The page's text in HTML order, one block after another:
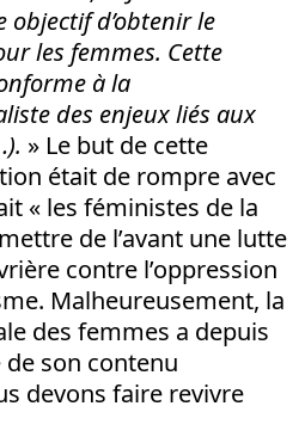
objectif d’obtenir le
les femmes. Cette
à la
des enjeux liés aux
» Le but de cette
était de rompre avec
« les féministes de la
de l’avant une lutte
contre l’oppression
Malheureusement, la
des femmes a depuis
son contenu
devons faire revivre